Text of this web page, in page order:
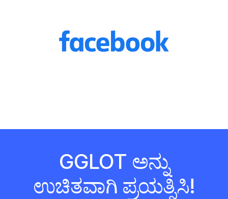
GGLOT ಅನ್ನು
ಉಚಿತವಾಗಿ ಪ್ರಯತ್ನಿಸಿ!